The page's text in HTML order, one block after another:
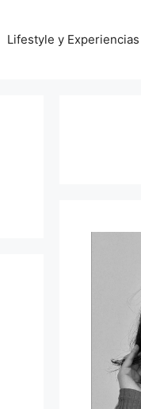
Lifestyle y Experiencias